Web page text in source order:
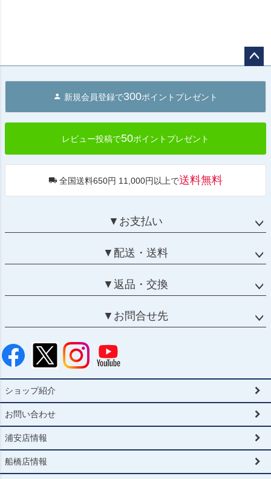
へ
新規会員登録で300ポイントプレゼント
レビュー投稿で50ポイントプレゼント
全国送料650円 11,000円以上で送料無料
▼お支払い
▼配送・送料
▼返品・交換
▼お問合せ先
ショップ紹介
お問い合わせ
浦安店情報
船橋店情報